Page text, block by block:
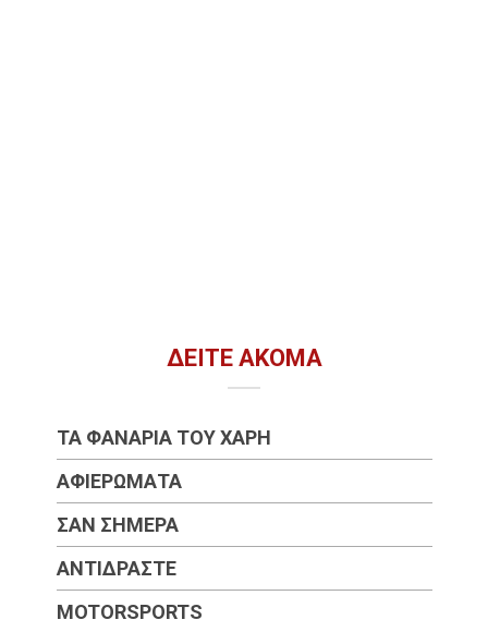
ΔΕΊΤΕ ΑΚΌΜΑ
ΤΑ ΦΑΝΆΡΙΑ ΤΟΥ ΧΆΡΗ
ΑΦΙΕΡΏΜΑΤΑ
ΣΑΝ ΣΉΜΕΡΑ
ΑΝΤΙΔΡΆΣΤΕ
MOTORSPORTS